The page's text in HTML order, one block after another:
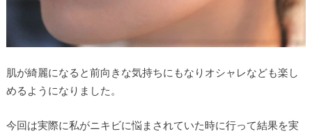
肌が綺麗になると前向きな気持ちにもなりオシャレなども楽し
めるようになりました。
今回は実際に私がニキビに悩まされていた時に行って結果を実